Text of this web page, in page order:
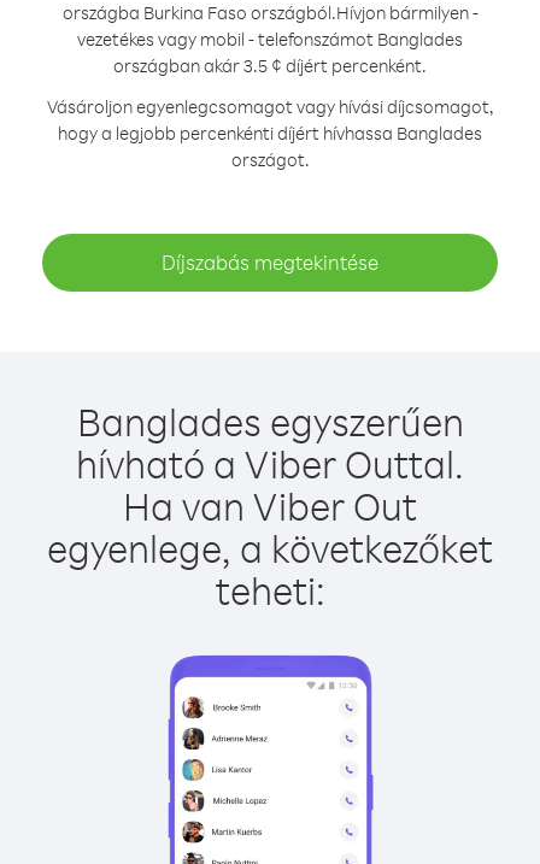
országba Burkina Faso országból.Hívjon bármilyen -
vezetékes vagy mobil - telefonszámot Banglades
országban akár 3.5 ¢ díjért percenként.
Vásároljon egyenlegcsomagot vagy hívási díjcsomagot,
hogy a legjobb percenkénti díjért hívhassa Banglades
országot.
Díjszabás megtekintése
Banglades egyszerűen
hívható a Viber Outtal.
Ha van Viber Out
egyenlege, a következőket
teheti: